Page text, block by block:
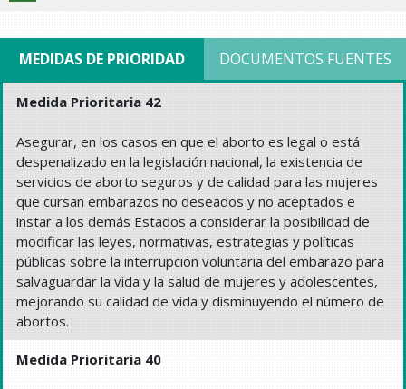
MEDIDAS DE PRIORIDAD DOCUMENTOS FUENTES
Medida Prioritaria 42
Asegurar, en los casos en que el aborto es legal o está
despenalizado en la legislación nacional, la existencia de
servicios de aborto seguros y de calidad para las mujeres
que cursan embarazos no deseados y no aceptados e
instar a los demás Estados a considerar la posibilidad de
modificar las leyes, normativas, estrategias y políticas
públicas sobre la interrupción voluntaria del embarazo para
salvaguardar la vida y la salud de mujeres y adolescentes,
mejorando su calidad de vida y disminuyendo el número de
abortos.
Medida Prioritaria 40